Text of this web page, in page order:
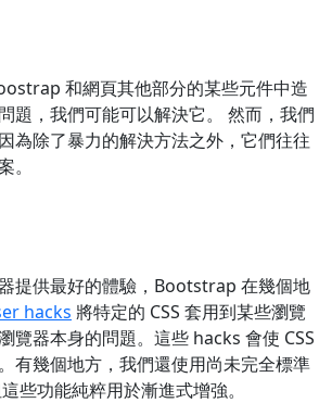
和網頁其他部分的某些元件中造
題，我們可能可以解決它。 然而，我們
為除了暴力的解決方法之外，它們往往
。
提供最好的體驗，Bootstrap 在幾個地
hacks 將特定的 CSS 套用到某些瀏覽
覽器本身的問題。這些 hacks 會使 CSS
有幾個地方，我們還使用尚未完全標準
些功能純粹用於漸進式增強。